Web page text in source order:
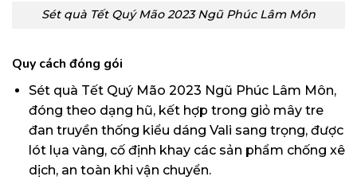
Sét quà Tết Quý Mão 2023 Ngũ Phúc Lâm Môn
Quy cách đóng gói
Sét quà Tết Quý Mão 2023 Ngũ Phúc Lâm Môn,
đóng theo dạng hũ, kết hợp trong giỏ mây tre
đan truyền thống kiểu dáng Vali sang trọng, được
lót lụa vàng, cố định khay các sản phẩm chống xê
dịch, an toàn khi vận chuyển.